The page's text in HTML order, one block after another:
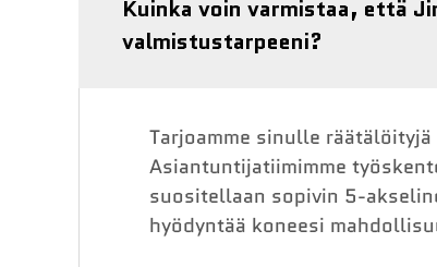
Kuinka voin varmistaa, että
valmistustarpeeni?
Tarjoamme sinulle
Asiantuntijatiimimme
suositellaan sopivin 5-
hyödyntää koneesi